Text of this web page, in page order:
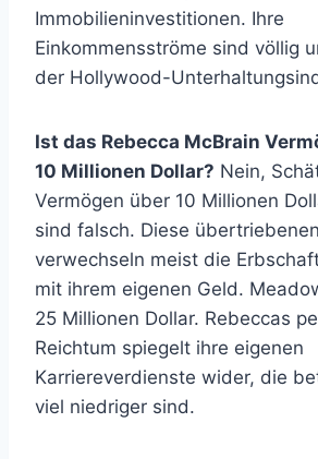
Immobilieninvestitionen. Ihre
Einkommensströme sind völlig
der Hollywood-
Ist das Rebecca McBrain
10 Millionen Dollar? Nein,
Vermögen über 10 Millionen
sind falsch. Diese
verwechseln meist die
mit ihrem eigenen Geld.
25 Millionen Dollar. Rebeccas
Reichtum spiegelt ihre eigenen
Karriereverdienste wider, die
viel niedriger sind.